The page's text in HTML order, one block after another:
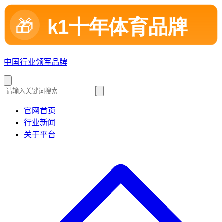
中国行业领军品牌
官网首页
行业新闻
关于平台